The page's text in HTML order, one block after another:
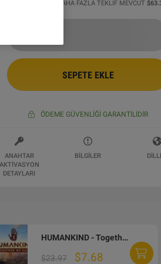
2 DAN BAŞLAYAN DAHA FAZLA TEKLIF MEVCUT
SEPETE EKLE
ÖDEME GÜVENLIĞI GARANTILIDIR
ANAHTAR
DETAYLARI
BILGILER
HUMANKIND - Together We Rule Expansion Pack DLC PC Steam CD Key
$23.97 $7.68